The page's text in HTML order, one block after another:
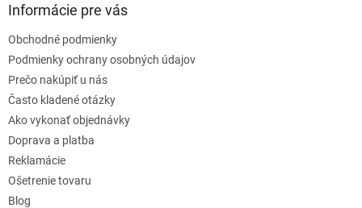
Informácie pre vás
Obchodné podmienky
Podmienky ochrany osobných údajov
Prečo nakúpiť u nás
Často kladené otázky
Ako vykonať objednávky
Doprava a platba
Reklamácie
Ošetrenie tovaru
Blog